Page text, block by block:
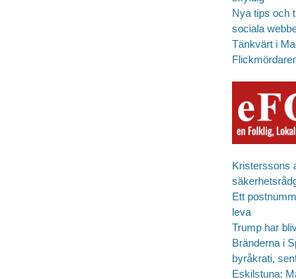
Nya tips och
sociala
Tänkvärt i
Kristerssons
Ett
leva
Trump har
Bränderna i
byråkrati,
Eskilstuna: